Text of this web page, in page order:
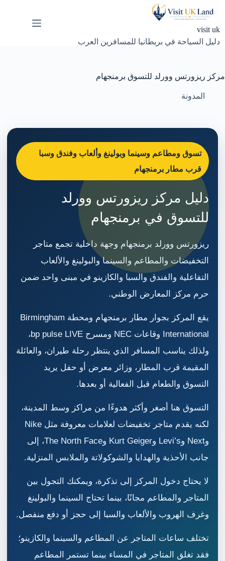
visit uk
دليل السياحة في بريطانيا للمسافرين العرب
مركز ريزورتس وورلد للتسوق برمنجهام
المدونة
تسوق ومطاعم وسينما وبولينغ وألعاب وفندق وسبا
قرب مطار برمنجهام
دليل مركز ريزورتس وورلد
للتسوق في برمنجهام
ريزورتس وورلد برمنجهام وجهة داخلية تجمع متاجر
التخفيضات والمطاعم والسينما والبولينغ والألعاب
التفاعلية والفندق والسبا والكازينو في مبنى واحد ضمن
حرم مركز المعارض الوطني.
يقع المركز بجوار مطار برمنجهام ومحطة Birmingham
International وقاعات NEC ومسرح bp pulse LIVE،
ولذلك يناسب المسافر الذي ينتظر رحلة طيران، والعائلة
المقيمة قرب المطار، وزائر معرض أو حفل يريد
التسوق والطعام قبل الفعالية أو بعدها.
التسوق هنا أصغر وأكثر هدوءًا من مراكز وسط المدينة،
لكنه يقدم متاجر تخفيضات لعلامات معروفة مثل Nike
وNext وLevi’s وKurt Geiger وThe North Face، إلى
جانب الأحذية والهدايا والشوكولاتة والملابس المنزلية.
لا يحتاج دخول المركز إلى تذكرة، ويمكنك التجول بين
المتاجر والمطاعم مجانًا، بينما تحتاج السينما والبولينغ
وغرف الهروب والألعاب والسبا إلى حجز أو دفع منفصل.
تختلف ساعات المتاجر عن المطاعم والسينما والكازينو؛
فقد تغلق المتاجر في المساء بينما تستمر المطاعم